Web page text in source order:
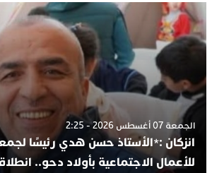
الجمعة 07 أغسطس 2026 - 2:25
انزكان :*الأستاذ حسن هدي رئيسًا
للأعمال الاجتماعية بأولاد دحو..